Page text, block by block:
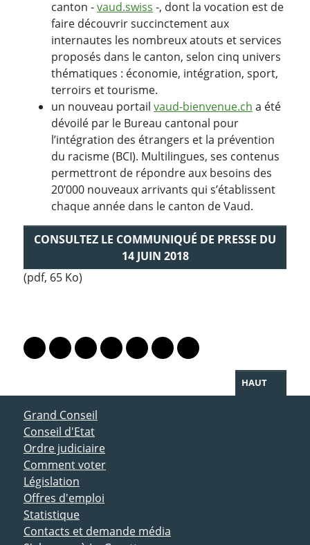
canton -vaud.swiss -, dont la vocation est de
faire découvrir succinctement aux
internautes les nombreux atouts et services
proposés dans le canton, selon cinq univers
thématiques : économie, intégration, sport,
terroirs et tourisme.
un nouveau portail vaud-bienvenue.ch a été
dévoilé par le Bureau cantonal pour
l’intégration des étrangers et la prévention
du racisme (BCI). Multilingues, ses contenus
permettront de répondre aux besoins des
20’000 nouveaux arrivants qui s’établissent
chaque année dans le canton de Vaud.
CONSULTEZ LE COMMUNIQUÉ DE PRESSE DU
14 JUIN 2018
(pdf, 65 Ko)
Lien vers le profil Mastodon
Lien vers le profil Bluesky
Lien vers le profil Instagram
Lien vers le profil Linkedin
Lien vers le profil Facebook
Lien vers le profil Twitter
Partager par WhatsApp
HAUT
ACCÈS DIRECT
Grand Conseil
Conseil d'Etat
Ordre judiciaire
Comment voter
Législation
Offres d'emploi
Statistique
Contacts et demande média